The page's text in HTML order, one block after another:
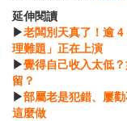
延伸閱讀
▶老闆別天真了！逾
理難題」正在上演
▶覺得自己收入太低
留？
▶部屬老是犯錯、屢
這麼做